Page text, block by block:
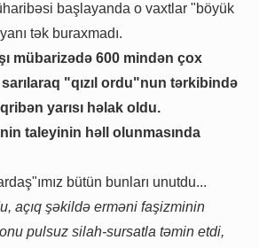
başlayanda o vaxtlar "böyük
tək buraxmadı.
mübarizədə 600 mindən çox
"qızıl ordu"nun tərkibində
yarısı həlak oldu.
taleyinin həll olunmasında
bütün bunları unutdu...
açıq şəkildə erməni faşizminin
pulsuz silah-sursatla təmin etdi,